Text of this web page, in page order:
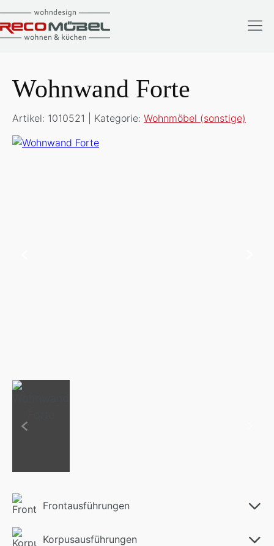
Wohnwand Forte
Artikel: 1010521 | Kategorie: Wohnmöbel (sonstige)
Frontausführungen
Korpusausführungen